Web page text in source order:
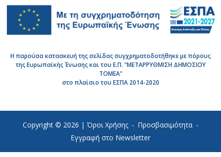
Η παρούσα κατασκευή της σελίδας συγχρηματοδοτήθηκε με πόρους
της Ευρωπαϊκής Ένωσης και του Ε.Π. "ΜΕΤΑΡΡΥΘΜΙΣΗ ΔΗΜΟΣΙΟΥ
ΤΟΜΕΑ"
στο πλαίσιο του ΕΣΠΑ 2014-2020
Copyright © 2026 | Όροι Χρήσης - Προσβασιμότητα -
Εγγραφή στο Newsletter